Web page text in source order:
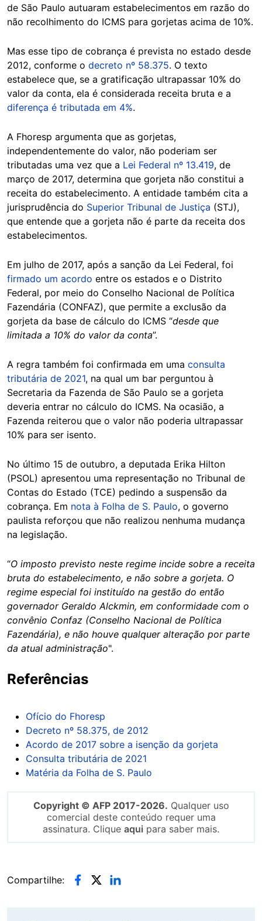
de São Paulo autuaram estabelecimentos em razão do
não recolhimento do ICMS para gorjetas acima de 10%.
Mas esse tipo de cobrança é prevista no estado desde
2012, conforme o decreto nº 58.375. O texto
estabelece que, se a gratificação ultrapassar 10% do
valor da conta, ela é considerada receita bruta e a
diferença é tributada em 4%.
A Fhoresp argumenta que as gorjetas,
independentemente do valor, não poderiam ser
tributadas uma vez que a Lei Federal nº 13.419, de
março de 2017, determina que gorjeta não constitui a
receita do estabelecimento. A entidade também cita a
jurisprudência do Superior Tribunal de Justiça (STJ),
que entende que a gorjeta não é parte da receita dos
estabelecimentos.
Em julho de 2017, após a sanção da Lei Federal, foi
firmado um acordo entre os estados e o Distrito
Federal, por meio do Conselho Nacional de Política
Fazendária (CONFAZ), que permite a exclusão da
gorjeta da base de cálculo do ICMS “desde que
limitada a 10% do valor da conta”.
A regra também foi confirmada em uma consulta
tributária de 2021, na qual um bar perguntou à
Secretaria da Fazenda de São Paulo se a gorjeta
deveria entrar no cálculo do ICMS. Na ocasião, a
Fazenda reiterou que o valor não poderia ultrapassar
10% para ser isento.
No último 15 de outubro, a deputada Erika Hilton
(PSOL) apresentou uma representação no Tribunal de
Contas do Estado (TCE) pedindo a suspensão da
cobrança. Em nota à Folha de S. Paulo, o governo
paulista reforçou que não realizou nenhuma mudança
na legislação.
“O imposto previsto neste regime incide sobre a receita
bruta do estabelecimento, e não sobre a gorjeta. O
regime especial foi instituído na gestão do então
governador Geraldo Alckmin, em conformidade com o
convênio Confaz (Conselho Nacional de Política
Fazendária), e não houve qualquer alteração por parte
da atual administração".
Referências
Ofício do Fhoresp
Decreto nº 58.375, de 2012
Acordo de 2017 sobre a isenção da gorjeta
Consulta tributária de 2021
Matéria da Folha de S. Paulo
Copyright © AFP 2017-2026. Qualquer uso
comercial deste conteúdo requer uma
assinatura. Clique aqui para saber mais.
Compartilhe: